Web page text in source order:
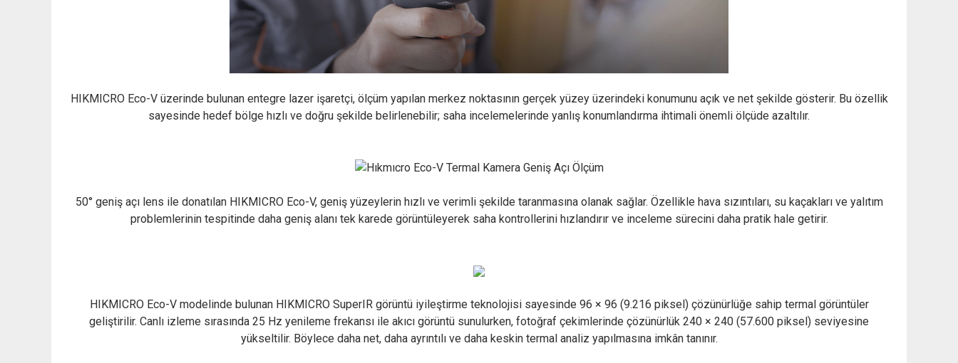
HIKMICRO Eco-V üzerinde bulunan entegre lazer işaretçi, ölçüm yapılan merkez noktasının gerçek yüzey üzerindeki konumunu açık ve net şekilde gösterir. Bu özellik
sayesinde hedef bölge hızlı ve doğru şekilde belirlenebilir; saha incelemelerinde yanlış konumlandırma ihtimali önemli ölçüde azaltılır.
50° geniş açı lens ile donatılan HIKMICRO Eco-V, geniş yüzeylerin hızlı ve verimli şekilde taranmasına olanak sağlar. Özellikle hava sızıntıları, su kaçakları ve yalıtım
problemlerinin tespitinde daha geniş alanı tek karede görüntüleyerek saha kontrollerini hızlandırır ve inceleme sürecini daha pratik hale getirir.
HIKMICRO Eco-V modelinde bulunan HIKMICRO SuperIR görüntü iyileştirme teknolojisi sayesinde 96 × 96 (9.216 piksel) çözünürlüğe sahip termal görüntüler
geliştirilir. Canlı izleme sırasında 25 Hz yenileme frekansı ile akıcı görüntü sunulurken, fotoğraf çekimlerinde çözünürlük 240 × 240 (57.600 piksel) seviyesine
yükseltilir. Böylece daha net, daha ayrıntılı ve daha keskin termal analiz yapılmasına imkân tanınır.